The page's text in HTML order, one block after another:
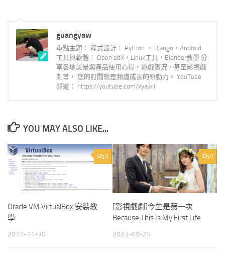
guangyaw
重點主題： 程式設計： Python ， Django，Android
工具與軟體： Open edX，Linux工具，Blender教學 分
享各地美景與產品使用心得，遊戲實況，甚至影視戲
劇等， 您的訂閱就是頻道成長的原動力。 YouTube
頻道： https://youtube.com/xyawli
YOU MAY ALSO LIKE...
0
Oracle VM VirtualBox 安裝教
學
2017-11-30
0
[影視戲劇]今生是第一次
Because This Is My First Life
2023-09-24